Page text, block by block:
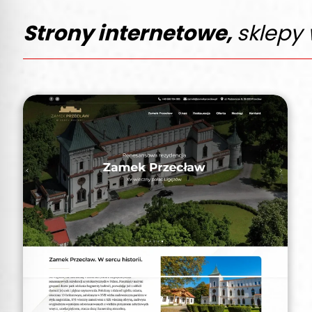
Strony internetowe,sklepy